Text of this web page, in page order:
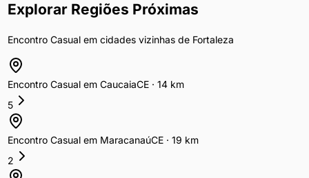
Explorar Regiões Próximas
Encontro Casualem cidades vizinhas de Fortaleza
Encontro Casualem CaucaiaCE· 14km
5
Encontro Casualem MaracanaúCE· 19 km
2